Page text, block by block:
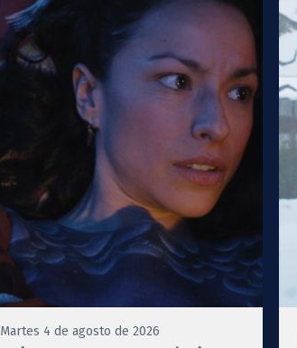
Martes 4 de agosto de 2026